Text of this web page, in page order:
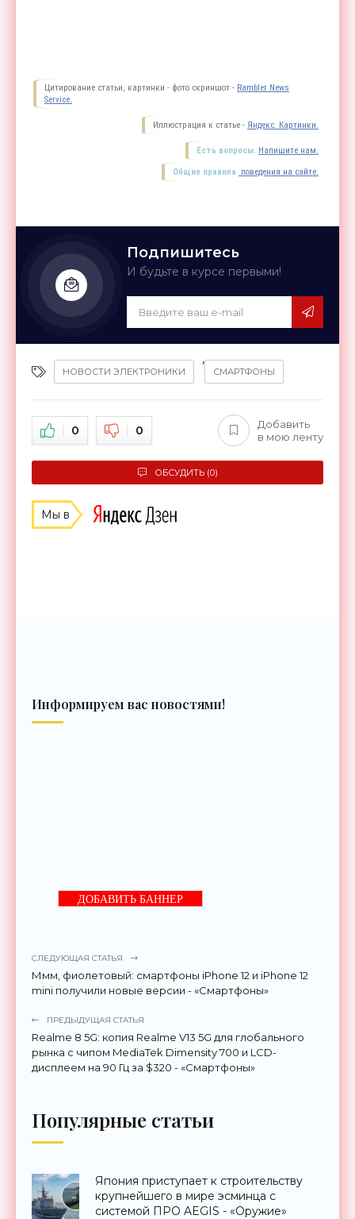
Цитирование статьи, картинки - фото скриншот - Rambler News
Service.
Иллюстрация к статье - Яндекс. Картинки.
Есть вопросы. Напишите нам.
Общие правила поведения на сайте.
Подпишитесь
И будьте в курсе первыми!
НОВОСТИ ЭЛЕКТРОНИКИ
,
СМАРТФОНЫ
0 0
Добавить
в мою ленту
ОБСУДИТЬ (0)
Мы в
Информируем вас новостями!
ДОБАВИТЬ БАННЕР
СЛЕДУЮЩАЯ СТАТЬЯ
Ммм, фиолетовый: смартфоны iPhone 12 и iPhone 12
mini получили новые версии - «Смартфоны»
ПРЕДЫДУЩАЯ СТАТЬЯ
Realme 8 5G: копия Realme V13 5G для глобального
рынка с чипом MediaTek Dimensity 700 и LCD-
дисплеем на 90 Гц за $320 - «Смартфоны»
Популярные статьи
Япония приступает к строительству
крупнейшего в мире эсминца с
системой ПРО AEGIS - «Оружие»